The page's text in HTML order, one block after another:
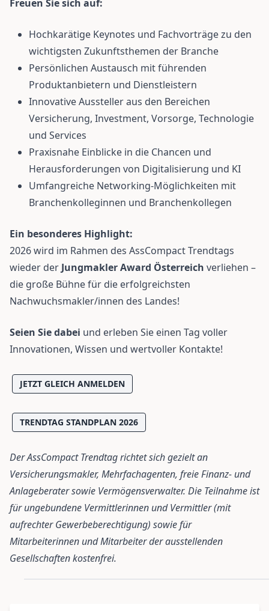
Freuen Sie sich auf:
Hochkarätige Keynotes und Fachvorträge zu den
wichtigsten Zukunftsthemen der Branche
Persönlichen Austausch mit führenden
Produktanbietern und Dienstleistern
Innovative Aussteller aus den Bereichen
Versicherung, Investment, Vorsorge, Technologie
und Services
Praxisnahe Einblicke in die Chancen und
Herausforderungen von Digitalisierung und KI
Umfangreiche Networking-Möglichkeiten mit
Branchenkolleginnen und Branchenkollegen
Ein besonderes Highlight:
2026 wird im Rahmen des AssCompact Trendtags
wieder der Jungmakler Award Österreich verliehen –
die große Bühne für die erfolgreichsten
Nachwuchsmakler/innen des Landes!
Seien Sie dabei und erleben Sie einen Tag voller
Innovationen, Wissen und wertvoller Kontakte!
JETZT GLEICH ANMELDEN
TRENDTAG STANDPLAN 2026
Der AssCompact Trendtag richtet sich gezielt an
Versicherungsmakler, Mehrfachagenten, freie Finanz- und
Anlageberater sowie Vermögensverwalter. Die Teilnahme ist
für ungebundene Vermittlerinnen und Vermittler (mit
aufrechter Gewerbeberechtigung) sowie für
Mitarbeiterinnen und Mitarbeiter der ausstellenden
Gesellschaften kostenfrei.